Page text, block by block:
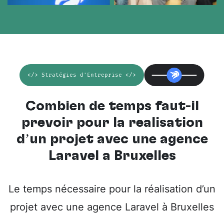
</> Stratégies d'Entreprise </>
Combien de temps faut-il
prévoir pour la réalisation
d’un projet avec une agence
Laravel à Bruxelles
Le temps nécessaire pour la réalisation d’un
projet avec une agence Laravel à Bruxelles